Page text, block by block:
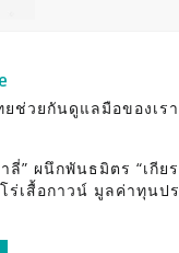
ช่วยกันดูแลมือของเรา
าลี่” ผนึกพันธมิตร “เกี
ร่เสื้อกาวน์ มูลค่าทุน